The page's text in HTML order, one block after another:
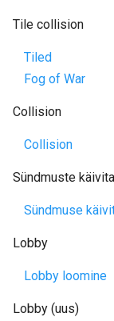
Tile collision
Tiled
Fog of War
Collision
Collision
Sündmuste
Sündmuse
Lobby
Lobby loomine
Lobby (uus)